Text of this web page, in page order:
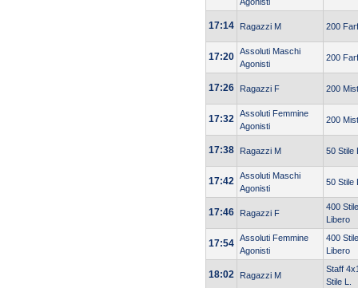
17:14 Ragazzi M 200
17:20 Assoluti Maschi
Agonisti
200
17:26 Ragazzi F 200
17:32 Assoluti Femmine
Agonisti
200
17:38 Ragazzi M 50 Stile
17:42 Assoluti Maschi
Agonisti
50 Stile
17:46 Ragazzi F
400 Stile
Libero
17:54 Assoluti Femmine
Agonisti
400 Stile
Libero
18:02 Ragazzi M
Staff
Stile L.